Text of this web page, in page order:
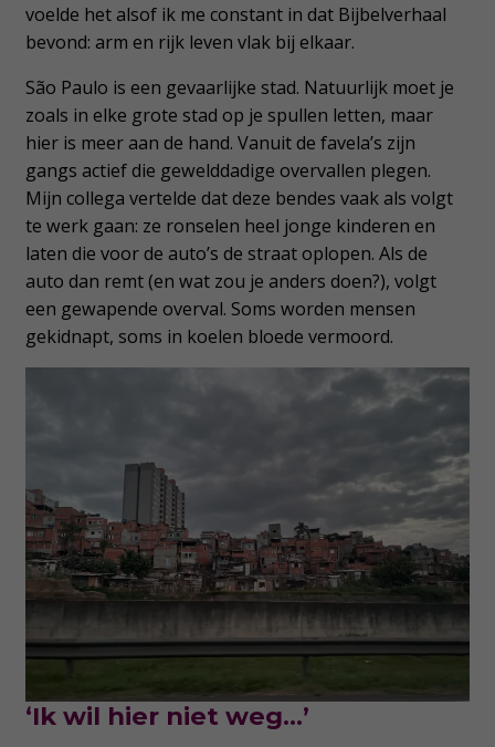
voelde het alsof ik me constant in dat Bijbelverhaal
bevond: arm en rijk leven vlak bij elkaar.
São Paulo is een gevaarlijke stad. Natuurlijk moet je
zoals in elke grote stad op je spullen letten, maar
hier is meer aan de hand. Vanuit de favela’s zijn
gangs actief die gewelddadige overvallen plegen.
Mijn collega vertelde dat deze bendes vaak als volgt
te werk gaan: ze ronselen heel jonge kinderen en
laten die voor de auto’s de straat oplopen. Als de
auto dan remt (en wat zou je anders doen?), volgt
een gewapende overval. Soms worden mensen
gekidnapt, soms in koelen bloede vermoord.
‘Ik wil hier niet weg…’